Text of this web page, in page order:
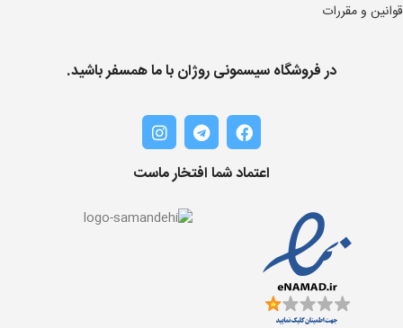
قوانین و مقررات
در فروشگاه سیسمونی روژان با ما همسفر باشید.
اعتماد شما افتخار ماست